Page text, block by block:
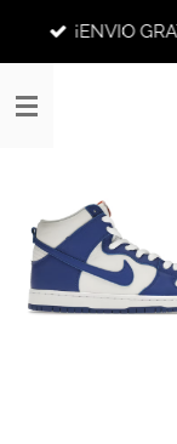
principal
¡ENVIO